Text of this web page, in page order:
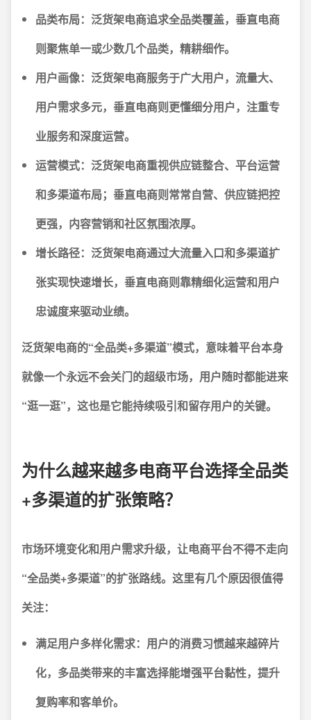
品类布局： 泛货架电商追求全品类覆盖，垂直电商
则聚焦单一或少数几个品类，精耕细作。
用户画像： 泛货架电商服务于广大用户，流量大、
用户需求多元，垂直电商则更懂细分用户，注重专
业服务和深度运营。
运营模式： 泛货架电商重视供应链整合、平台运营
和多渠道布局；垂直电商则常常自营、供应链把控
更强，内容营销和社区氛围浓厚。
增长路径： 泛货架电商通过大流量入口和多渠道扩
张实现快速增长，垂直电商则靠精细化运营和用户
忠诚度来驱动业绩。
泛货架电商的“全品类+多渠道”模式，意味着平台本身
就像一个永远不会关门的超级市场，用户随时都能进来
“逛一逛”，这也是它能持续吸引和留存用户的关键。
为什么越来越多电商平台选择全品类
+多渠道的扩张策略？
市场环境变化和用户需求升级，让电商平台不得不走向
“全品类+多渠道”的扩张路线。这里有几个原因很值得
关注：
满足用户多样化需求： 用户的消费习惯越来越碎片
化，多品类带来的丰富选择能增强平台黏性，提升
复购率和客单价。